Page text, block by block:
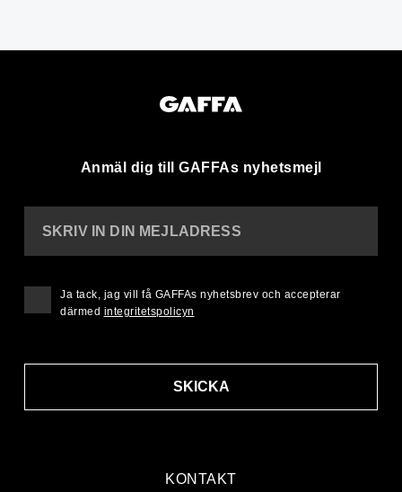
Anmäl dig till GAFFAs nyhetsmejl
KONTAKT
SKRIV IN DIN MEJLADRESS
SKICKA
Ja tack, jag vill få GAFFAs nyhetsbrev och accepterar
därmed integritetspolicyn